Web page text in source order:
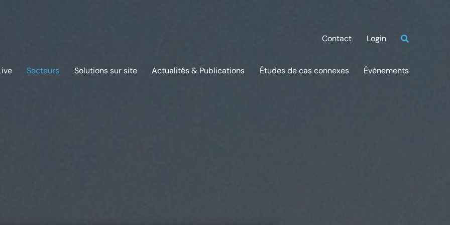
Contact Login
Secteurs Solutions sur site Actualités & Publications Études de cas connexes Évènements